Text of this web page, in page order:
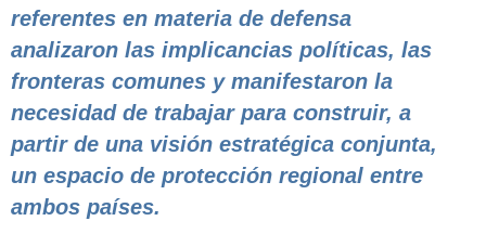
referentes en materia de defensa
analizaron las implicancias políticas, las
fronteras comunes y manifestaron la
necesidad de trabajar para construir, a
partir de una visión estratégica conjunta,
un espacio de protección regional entre
ambos países.